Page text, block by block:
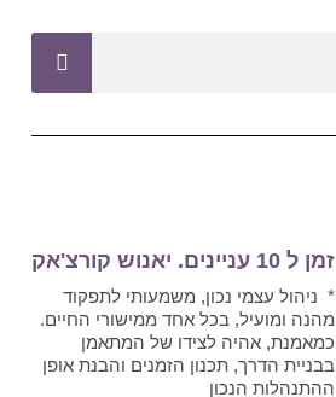
זמן ל 10 עניינים. יאנוש קורצ'אק
* ניהול עצמי נכון, משמעותי לתפקוד
מהנה ומועיל, בכל אחד ממישורי החיים.
כמאמנת, אהיה לצידו של המתאמן
בבניית הדרך, תכנון הזמנים והבנת אופן
ההתנהלות הנכון